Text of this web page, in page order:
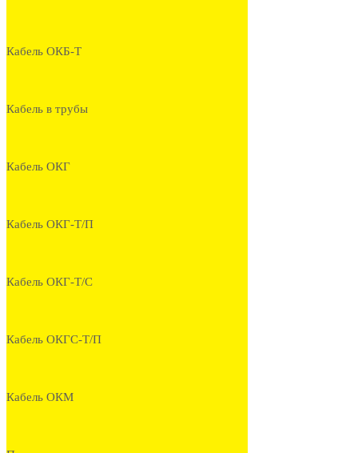
Кабель ОКБ-Т
Кабель в трубы
Кабель ОКГ
Кабель ОКГ-Т/П
Кабель ОКГ-Т/С
Кабель ОКГС-Т/П
Кабель ОКМ